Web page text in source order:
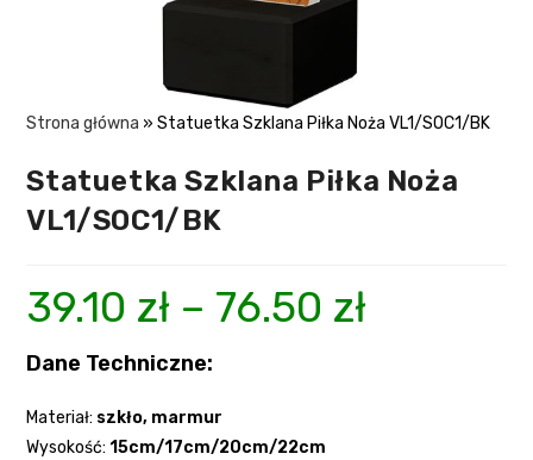
Strona główna »Statuetka Szklana Piłka Noża VL1/SOC1/BK
Statuetka Szklana Piłka Noża
VL1/SOC1/BK
39.10 zł – 76.50 zł
Dane Techniczne:
Materiał: szkło, marmur
Wysokość:15cm/17cm/20cm/22cm